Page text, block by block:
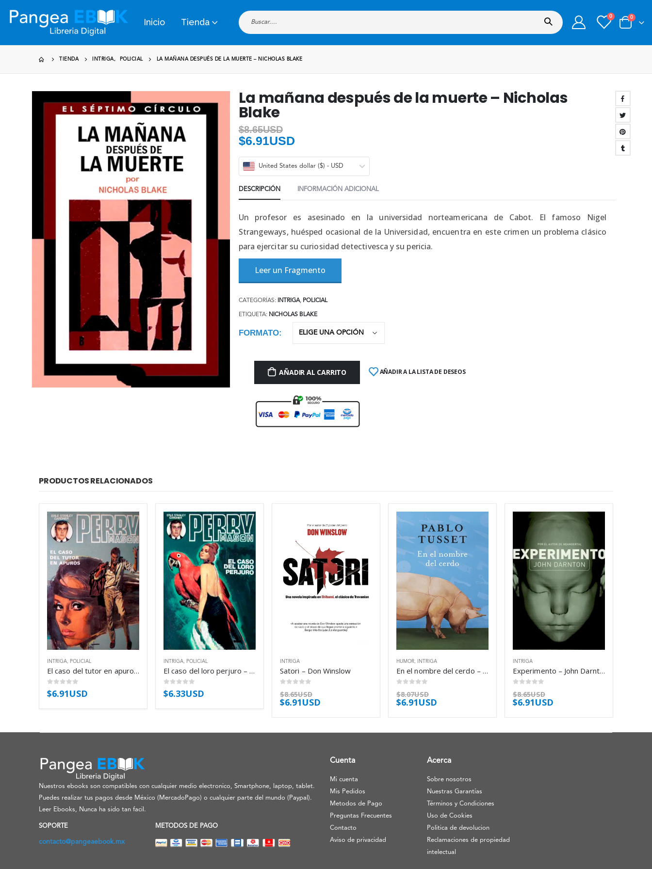
Inicio Tienda
0 0
TIENDA INTRIGA , POLICIAL LA MAÑANA DESPUÉS DE LA MUERTE – NICHOLAS BLAKE
La mañana después de la muerte – Nicholas
Blake
$8.65USD
$6.91USD
United States dollar ($) - USD
DESCRIPCIÓN INFORMACIÓN ADICIONAL
Un profesor es asesinado en la universidad norteamericana de Cabot. El famoso Nigel
Strangeways, huésped ocasional de la Universidad, encuentra en este crimen un problema clásico
para ejercitar su curiosidad detectivesca y su pericia.
Leer un Fragmento
CATEGORÍAS: INTRIGA, POLICIAL
ETIQUETA: NICHOLAS BLAKE
FORMATO
AÑADIR AL CARRITO AÑADIR A LA LISTA DE DESEOS
PRODUCTOS RELACIONADOS
INTRIGA POLICIAL
El caso del tutor en apuros – Erle Stanley Gardner
0out of 5
$6.91USD
INTRIGA POLICIAL
El caso del loro perjuro – Erle Stanley Gardner
0out of 5
$6.33USD
INTRIGA
Satori – Don Winslow
$8.65USD
$6.91USD
HUMOR INTRIGA
En el nombre del cerdo – Pablo Tusset
$8.07USD
$6.91USD
INTRIGA
Experimento – John Darnton
$8.65USD
$6.91USD
Nuestros ebooks son compatibles con cualquier medio electronico, Smartphone, laptop, tablet.
Puedes realizar tus pagos desde México (MercadoPago) o cualquier parte del mundo (Paypal).
Leer Ebooks, Nunca ha sido tan facil.
SOPORTE
contacto@pangeaebook.mx
METODOS DE PAGO
Cuenta
Mi cuenta
Mis Pedidos
Metodos de Pago
Preguntas Frecuentes
Contacto
Aviso de privacidad
Acerca
Sobre nosotros
Nuestras Garantías
Términos y Condiciones
Uso de Cookies
Politica de devolucion
Reclamaciones de propiedad
intelectual